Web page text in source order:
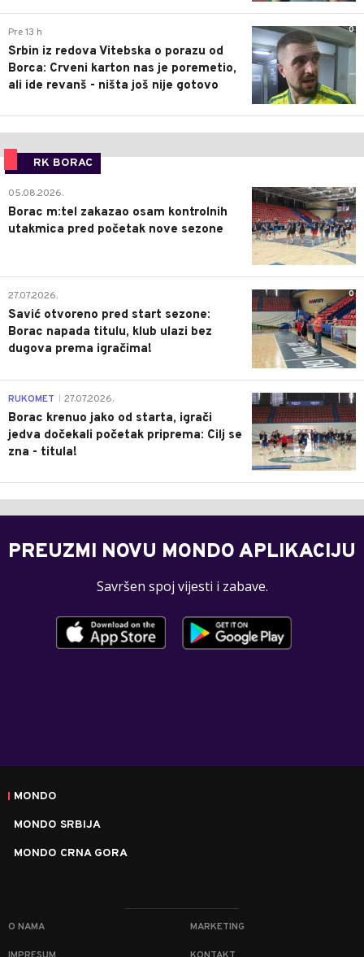
0
Pre 13 h
Srbin iz redova Vitebska o porazu od
Borca: Crveni karton nas je poremetio,
ali ide revanš - ništa još nije gotovo
RK BORAC
0
05.08.2026.
Borac m:tel zakazao osam kontrolnih
utakmica pred početak nove sezone
0
27.07.2026.
Savić otvoreno pred start sezone:
Borac napada titulu, klub ulazi bez
dugova prema igračima!
0
RUKOMET 27.07.2026.
Borac krenuo jako od starta, igrači
jedva dočekali početak priprema: Cilj se
zna - titula!
PREUZMI NOVU MONDO APLIKACIJU
Savršen spoj vijesti i zabave.
MONDO
MONDO SRBIJA
MONDO CRNA GORA
O NAMA MARKETING